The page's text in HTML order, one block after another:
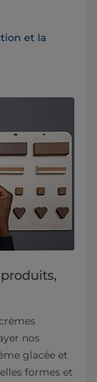
et la
nos
glacée et
formes et